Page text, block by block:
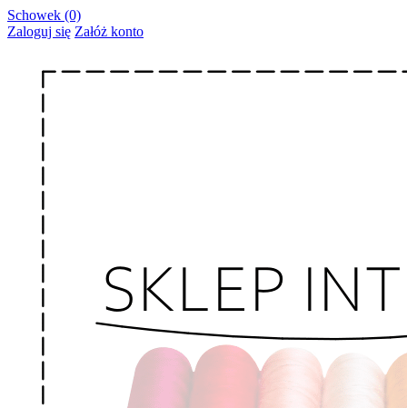
Schowek (0)
Zaloguj się Załóż konto